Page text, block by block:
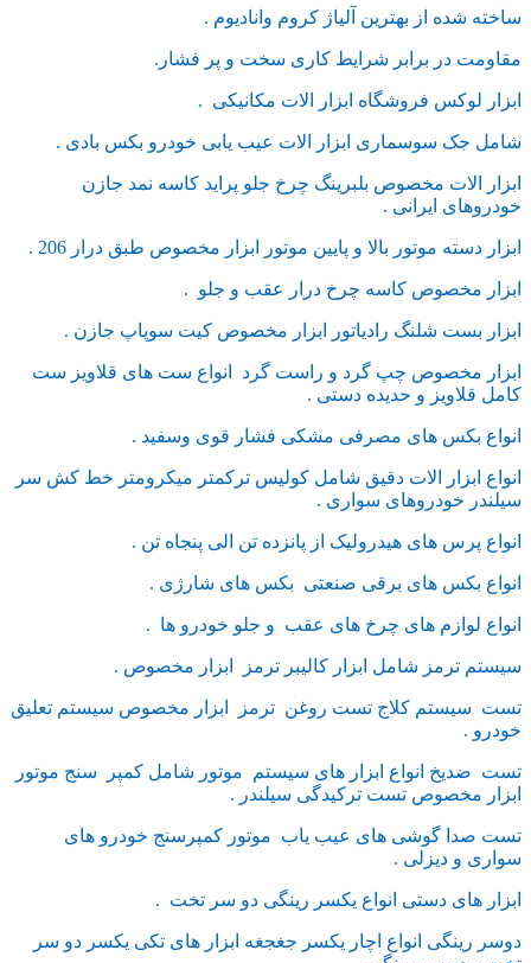
ساخته شده از بهترین آلیاژ کروم وانادیوم .
مقاومت در برابر شرایط کاری سخت و پر فشار.
ابزار لوکس فروشگاه ابزار الات مکانیکی .
شامل جک سوسماری ابزار الات عیب یابی خودرو بکس بادی .
ابزار الات مخصوص بلبرینگ چرخ جلو پراید کاسه نمد جازن
خودروهای ایرانی .
ابزار دسته موتور بالا و پایین موتور ابزار مخصوص طبق درار 206 .
ابزار مخصوص کاسه چرخ درار عقب و جلو .
ابزار بست شلنگ رادیاتور ابزار مخصوص کیت سوپاپ جازن .
ابزار مخصوص چپ گرد و راست گرد انواع ست های قلاویز ست
کامل قلاویز و حدیده دستی .
انواع بکس های مصرفی مشکی فشار قوی وسفید .
انواع ابزار الات دقیق شامل کولیس ترکمتر میکرومتر خط کش سر
سیلندر خودروهای سواری .
انواع پرس های هیدرولیک از پانزده تن الی پنجاه تن .
انواع بکس های برقی صنعتی بکس های شارژی .
انواع لوازم های چرخ های عقب و جلو خودرو ها .
سیستم ترمز شامل ابزار کالیبر ترمز ابزار مخصوص .
تست سیستم کلاج تست روغن ترمز ابزار مخصوص سیستم تعلیق
خودرو .
تست ضدیخ انواع ابزار های سیستم موتور شامل کمپر سنج موتور
ابزار مخصوص تست ترکیدگی سیلندر .
تست صدا گوشی های عیب یاب موتور کمپرسنج خودرو های
سواری و دیزلی .
ابزار های دستی انواع یکسر رینگی دو سر تخت .
دوسر رینگی انواع اچار یکسر جغجغه ابزار های تکی یکسر دو سر